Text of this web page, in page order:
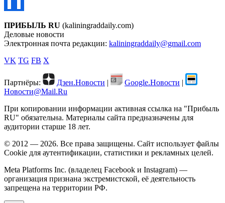
ПРИБЫЛЬ RU (kaliningraddaily.com)
Деловые новости
Электронная почта редакции: kaliningraddaily@gmail.com
VK TG FB X
Партнёры: Дзен.Новости | Google.Новости |
Новости@Mail.Ru
При копировании информации активная ссылка на "Прибыль
RU" обязательна. Материалы сайта предназначены для
аудитории старше 18 лет.
© 2012 — 2026. Все права защищены. Сайт использует файлы
Cookie для аутентификации, статистики и рекламных целей.
Meta Platforms Inc. (владелец Facebook и Instagram) —
организация признана экстремистской, её деятельность
запрещена на территории РФ.